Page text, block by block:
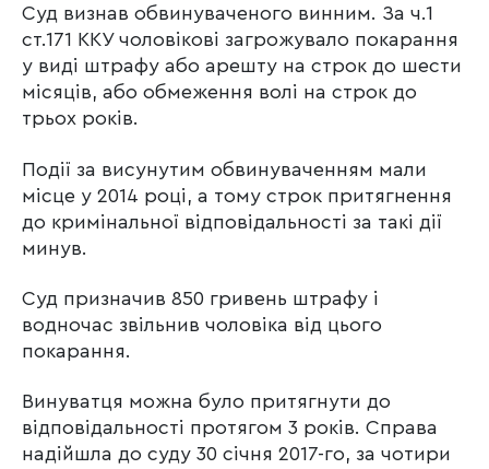
Суд визнав обвинуваченого винним. За ч.1
ст.171 ККУ чоловікові загрожувало покарання
у виді штрафу або арешту на строк до шести
місяців, або обмеження волі на строк до
трьох років.
Події за висунутим обвинуваченням мали
місце у 2014 році, а тому строк притягнення
до кримінальної відповідальності за такі дії
минув.
Суд призначив 850 гривень штрафу і
водночас звільнив чоловіка від цього
покарання.
Винуватця можна було притягнути до
відповідальності протягом 3 років. Справа
надійшла до суду 30 січня 2017-го, за чотири